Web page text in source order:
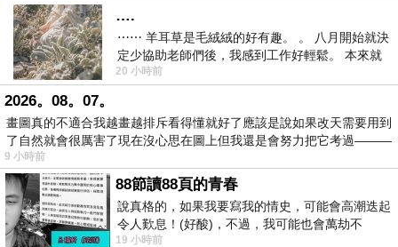
….
⋯⋯ 羊耳草是毛絨絨的好有趣。 。 八月開始就決
定少協助老師們後，我感到工作好輕鬆。 本來就
不是我的工作啊。 真
20 小時前
2026。08。07。
畫圖真的不適合我越畫越排斥看得懂就好了應該是說如果改天需要用到
了自然就會很厲害了現在沒心思在圖上但我還是會努力把它考過———
9 小時前
88節讀88頁的青春
說真格的，如果我要寫我的情史，可能會高潮迭起
令人歎息！(好酸)，不過，我可能也會萬劫不
復...，每天跪鍵盤還是被判了花心的罪
19 小時前